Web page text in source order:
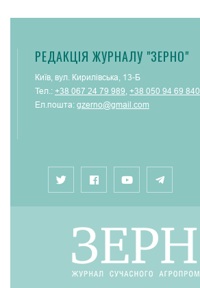
РЕДАКЦІЯ ЖУРНАЛУ "ЗЕРНО"
Київ, вул. Кирилівська, 13-Б
Тел.: +38 067 24 79 989 +38 050 94 69 840
Ел.пошта: gzerno@gmail.com